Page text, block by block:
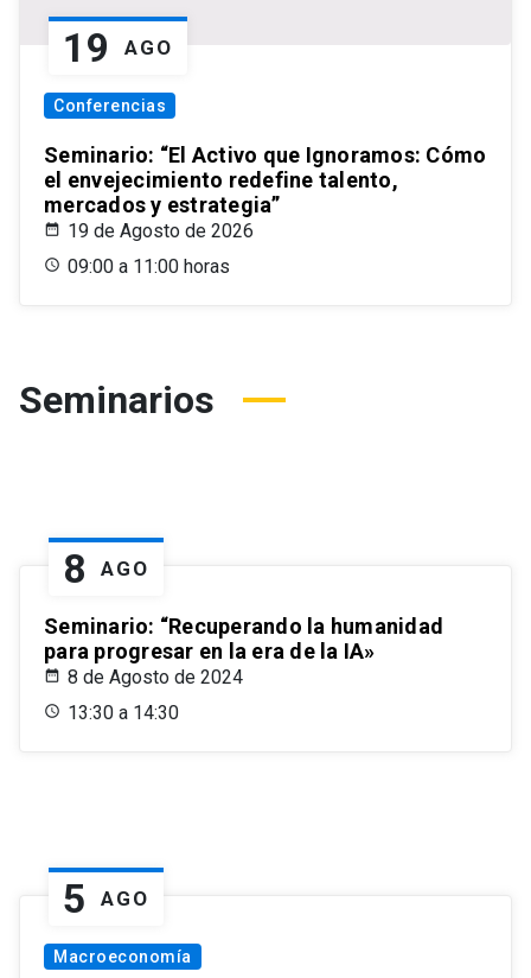
19 AGO
Conferencias
Seminario: “El Activo que Ignoramos: Cómo
el envejecimiento redefine talento,
mercados y estrategia”
19 de Agosto de 2026
09:00 a 11:00 horas
Seminarios
8 AGO
Seminario: “Recuperando la humanidad
para progresar en la era de la IA»
8 de Agosto de 2024
13:30 a 14:30
5 AGO
Macroeconomía